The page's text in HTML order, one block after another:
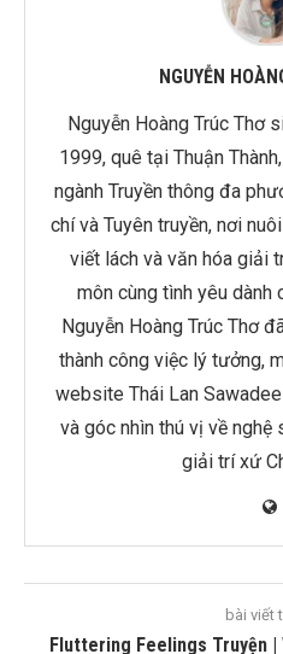
NGUYỄN
Nguyễn Hoàng Trúc Thơ
1999, quê tại Thuận
ngành Truyền thông đa
chí và Tuyên truyền, nơi
viết lách và văn hóa giải
môn cùng tình yêu dành
Nguyễn Hoàng Trúc Thơ
thành công việc lý tưởng,
website Thái Lan
và góc nhìn thú vị về
giải trí xứ
bài viết
Fluttering Feelings Truyện